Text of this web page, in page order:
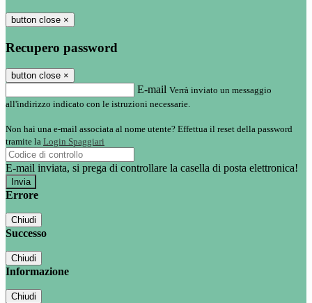
button close ×
Recupero password
button close ×
E-mail Verrà inviato un messaggio
all'indirizzo indicato con le istruzioni necessarie.
Non hai una e-mail associata al nome utente? Effettua il reset della password
tramite la Login Spaggiari
E-mail inviata, si prega di controllare la casella di posta elettronica!
Errore
Chiudi
Successo
Chiudi
Informazione
Chiudi